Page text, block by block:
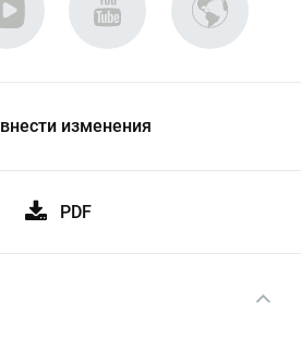
внести изменения
PDF